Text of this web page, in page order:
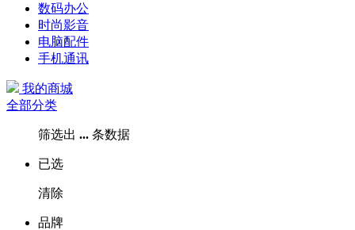
数码办公
时尚影音
电脑配件
手机通讯
我的商城
全部分类
筛选出 ... 条数据
已选
清除
品牌